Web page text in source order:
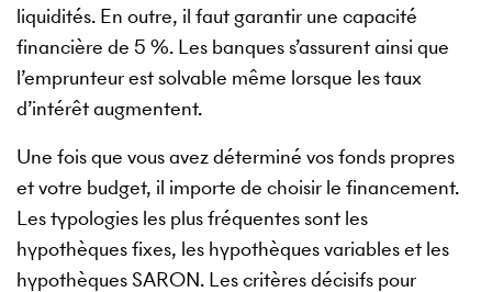
liquidités. En outre, il faut garantir une capacité
financière de 5 %. Les banques s’assurent ainsi que
l’emprunteur est solvable même lorsque les taux
d’intérêt augmentent.
Une fois que vous avez déterminé vos fonds propres
et votre budget, il importe de choisir le financement.
Les typologies les plus fréquentes sont les
hypothèques fixes, les hypothèques variables et les
hypothèques SARON. Les critères décisifs pour